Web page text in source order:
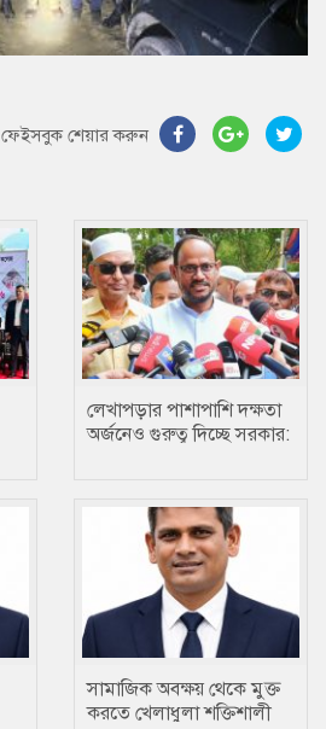
ফেইসবুক শেয়ার করুন
লেখাপড়ার পাশাপাশি দক্ষতা
অর্জনেও গুরুত্ব দিচ্ছে সরকার:
সামাজিক অবক্ষয় থেকে মুক্ত
করতে খেলাধুলা শক্তিশালী